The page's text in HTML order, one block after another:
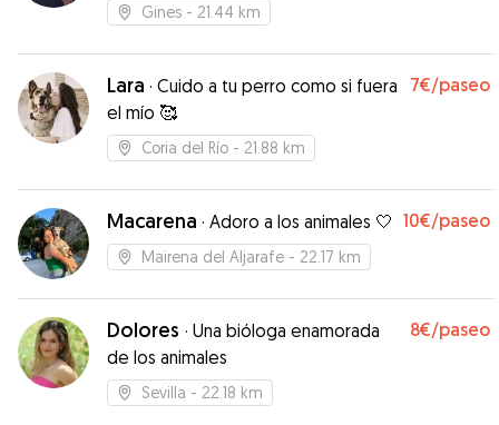
Gines - 21.44 km
Lara · Cuido a tu perro como si fuera
el mío 🥰
7€/paseo
Coria del Río - 21.88 km
Macarena · Adoro a los animales 🤍 10€/paseo
Mairena del Aljarafe - 22.17 km
Dolores · Una bióloga enamorada
de los animales
8€/paseo
Sevilla - 22.18 km